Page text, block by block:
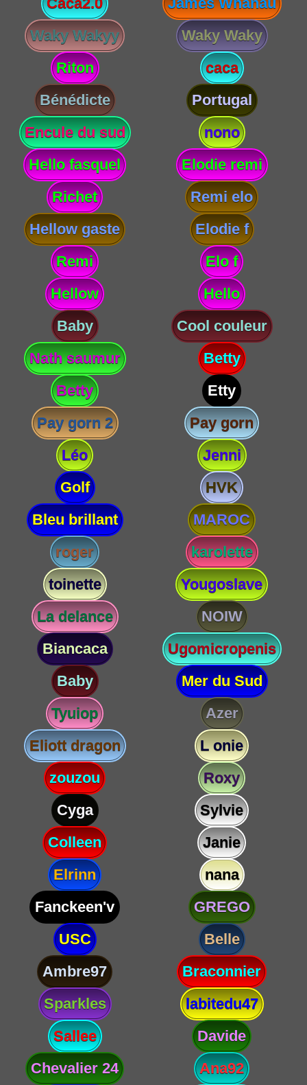
Waky Wakyy
Waky Waky
Riton
caca
Bénédicte
Portugal
Encule du sud
nono
Hello fasquel
Elodie remi
Richet
Remi elo
Hellow gaste
Elodie f
Remi
Elo f
Hellow
Hello
Baby
Cool couleur
Nath saumur
Betty
Betty
Etty
Pay gorn 2
Pay gorn
Léo
Jenni
Golf
HVK
Bleu brillant
MAROC
roger
karolette
toinette
Yougoslave
La delance
NOIW
Biancaca
Ugomicropenis
Baby
Mer du Sud
Tyuiop
Azer
Eliott dragon
L onie
zouzou
Roxy
Cyga
Sylvie
Colleen
Janie
Elrinn
nana
Fanckeen'v
GREGO
USC
Belle
Ambre97
Braconnier
Sparkles
labitedu47
Sallee
Davide
Chevalier 24
Ana92